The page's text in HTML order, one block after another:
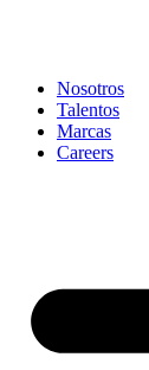
Nosotros
Talentos
Marcas
Careers